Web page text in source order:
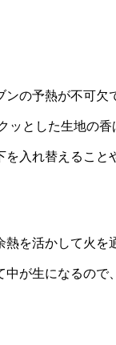
ンの予熱が不可
ッとした生地の
入れ替えること
を活かして火を
が生になるので